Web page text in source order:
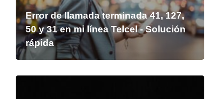
Error de llamada terminada 41, 127,
50 y 31 en mi línea Telcel - Solución
rápida